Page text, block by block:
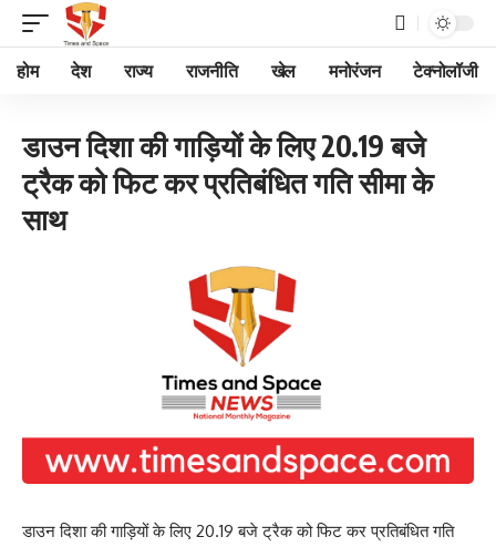
होम देश राज्य राजनीति खेल मनोरंजन टेक्नोलॉजी
डाउन दिशा की गाड़ियों के लिए 20.19 बजे
ट्रैक को फिट कर प्रतिबंधित गति सीमा के
साथ
डाउन दिशा की गाड़ियों के लिए 20.19 बजे ट्रैक को फिट कर प्रतिबंधित गति